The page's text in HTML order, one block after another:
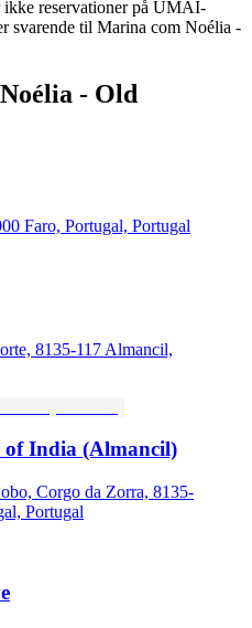
reservationer på UMAI-
svarende til Marina com Noélia -
- Old
Faro, Portugal, Portugal
8135-117 Almancil,
of India (Almancil)
Corgo da Zorra, 8135-
Portugal